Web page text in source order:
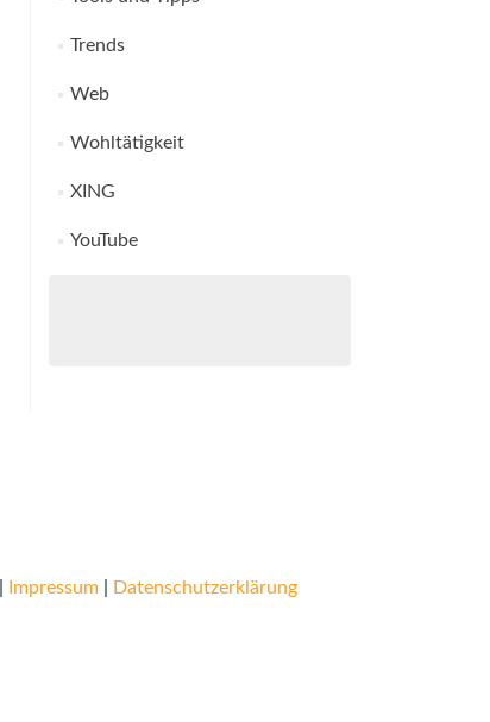
Trends
Web
Wohltätigkeit
XING
YouTube
Impressum|
Datenschutzerklärung